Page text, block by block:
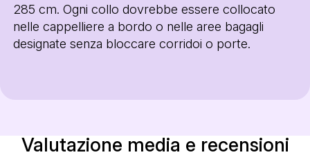
285 cm. Ogni collo dovrebbe essere collocato
nelle cappelliere a bordo o nelle aree bagagli
designate senza bloccare corridoi o porte.
Valutazione media e recensioni